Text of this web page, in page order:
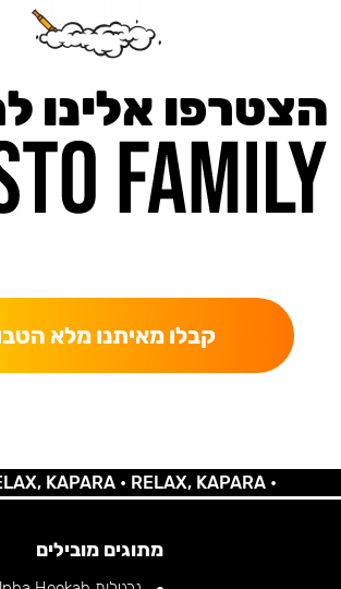
הצטרפו אלינו
קבלו מאיתנו מלא
KAPARA •RELAX, KAPARA •
מתוגים מובילים